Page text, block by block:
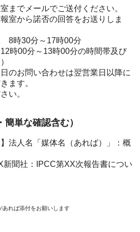
までメールでご送付ください。
室から諾否の回答をお送りしま
8時30分～17時00分
分～13時00分の時間帯及び
のお問い合わせは翌営業日以降に
ます。
い。
単な確認含む）
法人名「媒体名（あれば）」：概
新聞社：IPCC第XX次報告書につい
れば添付をお願いします